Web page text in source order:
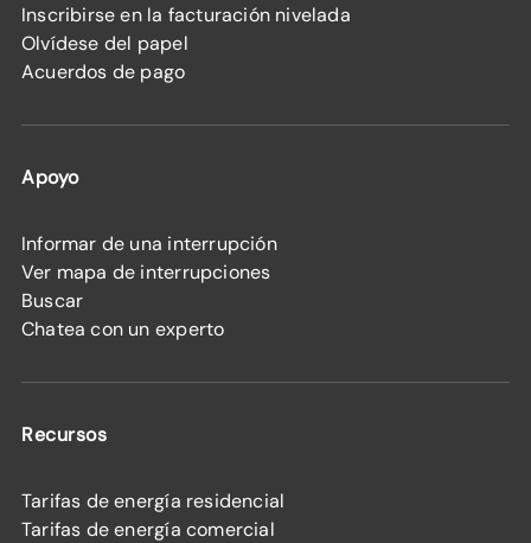
Inscribirse en la facturación nivelada
Olvídese del papel
Acuerdos de pago
Apoyo
Informar de una interrupción
Ver mapa de interrupciones
Buscar
Chatea con un experto
Recursos
Tarifas de energía residencial
Tarifas de energía comercial